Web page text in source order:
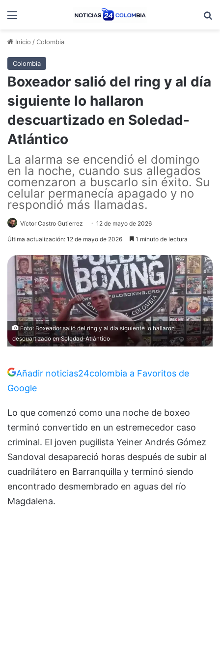
Menú
Inicio /Colombia
Colombia
Boxeador salió del ring y al día
siguiente lo hallaron
descuartizado en Soledad-
Atlántico
La alarma se encendió el domingo
en la noche, cuando sus allegados
comenzaron a buscarlo sin éxito. Su
celular permanecía apagado y no
respondió más llamadas.
Víctor Castro Gutierrez 12 de mayo de 2026
Última actualización: 12 de mayo de 2026 1 minuto de lectura
Foto: Boxeador salió del ring y al día siguiente lo hallaron
descuartizado en Soledad-Atlántico
Añadir noticias24colombia a Favoritos de
Google
Lo que comenzó como una noche de boxeo
terminó convertido en un estremecedor caso
criminal. El joven pugilista Yeiner Andrés Gómez
Sandoval desapareció horas después de subir al
cuadrilátero en Barranquilla y terminó siendo
encontrado desmembrado en aguas del río
Magdalena.